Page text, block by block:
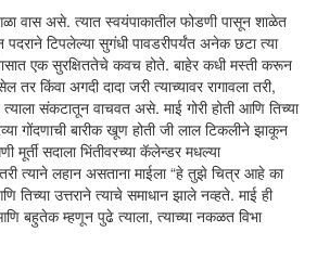
वास असे. त्यात स्वयंपाकातील फोडणी पासून शाळेत
पदराने टिपलेल्या सुगंधी पावडरीपर्यंत अनेक छटा त्या
एक सुरक्षिततेचे कवच होते. बाहेर कधी मस्ती करून
किंवा अगदी दादा जरी त्याच्यावर रागावला तरी,
त्याला संकटातून वाचवत असे. माई गोरी होती आणि तिच्या
गोंदणाची बारीक खूण होती जी लाल टिकलीने झाकून
सदाला भिंतीवरच्या कॅलेन्डर मधल्या
त्याने लहान असताना माईला “हे तुझे चित्र आहे का
तिच्या उत्तराने त्याचे समाधान झाले नव्हते. माई ही
आणि बहुतेक म्हणून पुढे त्याला, त्याच्या नकळत विभा